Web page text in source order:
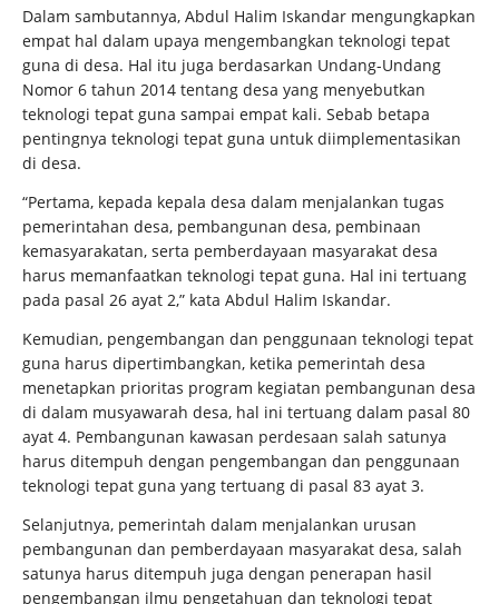
Dalam sambutannya, Abdul Halim Iskandar mengungkapkan
empat hal dalam upaya mengembangkan teknologi tepat
guna di desa. Hal itu juga berdasarkan Undang-Undang
Nomor 6 tahun 2014 tentang desa yang menyebutkan
teknologi tepat guna sampai empat kali. Sebab betapa
pentingnya teknologi tepat guna untuk diimplementasikan
di desa.
“Pertama, kepada kepala desa dalam menjalankan tugas
pemerintahan desa, pembangunan desa, pembinaan
kemasyarakatan, serta pemberdayaan masyarakat desa
harus memanfaatkan teknologi tepat guna. Hal ini tertuang
pada pasal 26 ayat 2,” kata Abdul Halim Iskandar.
Kemudian, pengembangan dan penggunaan teknologi tepat
guna harus dipertimbangkan, ketika pemerintah desa
menetapkan prioritas program kegiatan pembangunan desa
di dalam musyawarah desa, hal ini tertuang dalam pasal 80
ayat 4. Pembangunan kawasan perdesaan salah satunya
harus ditempuh dengan pengembangan dan penggunaan
teknologi tepat guna yang tertuang di pasal 83 ayat 3.
Selanjutnya, pemerintah dalam menjalankan urusan
pembangunan dan pemberdayaan masyarakat desa, salah
satunya harus ditempuh juga dengan penerapan hasil
pengembangan ilmu pengetahuan dan teknologi tepat